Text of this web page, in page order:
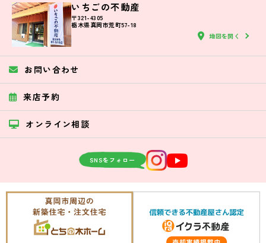
いちごの不動産
〒321-4305
栃木県真岡市荒町57-18
地図を開く
お問い合わせ
来店予約
オンライン相談
SNSをフォロー